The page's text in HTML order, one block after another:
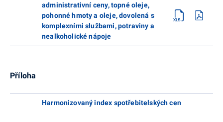
administrativní ceny, topné oleje,
pohonné hmoty a oleje, dovolená s
komplexními službami, potraviny a
nealkoholické nápoje
Příloha
Harmonizovaný index spotřebitelských cen